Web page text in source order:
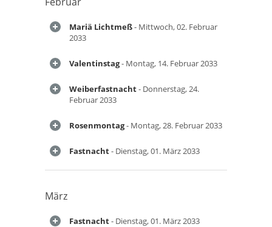
Mariä Lichtmeß- Mittwoch, 02. Februar
2033
Valentinstag- Montag, 14. Februar 2033
Weiberfastnacht- Donnerstag, 24.
Februar 2033
Rosenmontag- Montag, 28. Februar 2033
Fastnacht- Dienstag, 01. März 2033
März
Fastnacht- Dienstag, 01. März 2033